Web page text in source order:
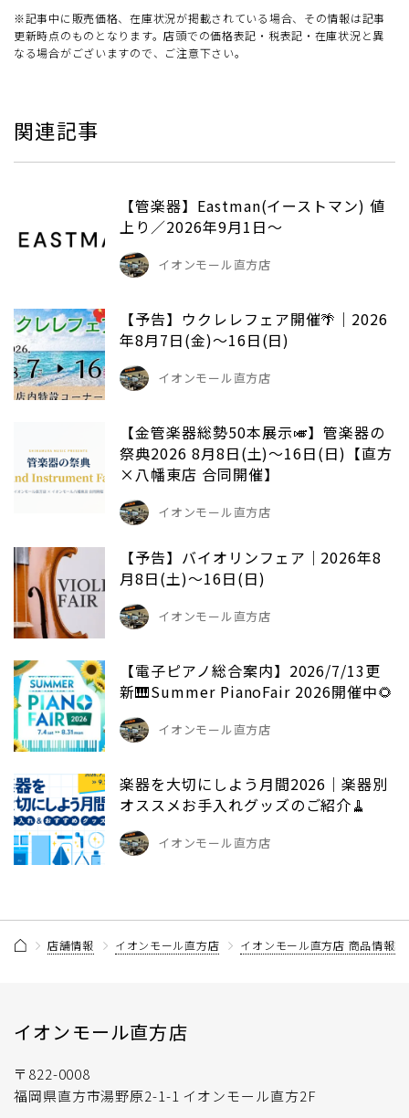
※記事中に販売価格、在庫状況が掲載されている場合、その情報は記事
更新時点のものとなります。店頭での価格表記・税表記・在庫状況と異
なる場合がございますので、ご注意下さい。
関連記事
【管楽器】Eastman(イーストマン) 値
上り／2026年9月1日～
イオンモール直方店
【予告】ウクレレフェア開催🌴｜2026
年8月7日(金)～16日(日)
イオンモール直方店
【金管楽器総勢50本展示🎺】管楽器の
祭典2026 8月8日(土)～16日(日)【直方
×八幡東店 合同開催】
イオンモール直方店
【予告】バイオリンフェア｜2026年8
月8日(土)～16日(日)
イオンモール直方店
【電子ピアノ総合案内】2026/7/13更
新🎹Summer PianoFair 2026開催中🌻
イオンモール直方店
楽器を大切にしよう月間2026｜楽器別
オススメお手入れグッズのご紹介🧹
イオンモール直方店
店舗情報 イオンモール直方店 イオンモール直方店 商品情報
イオンモール直方店
〒822-0008
福岡県直方市湯野原2-1-1 イオンモール直方2F